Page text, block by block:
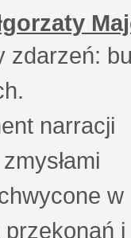
zdarzeń:
narracji
przekonań